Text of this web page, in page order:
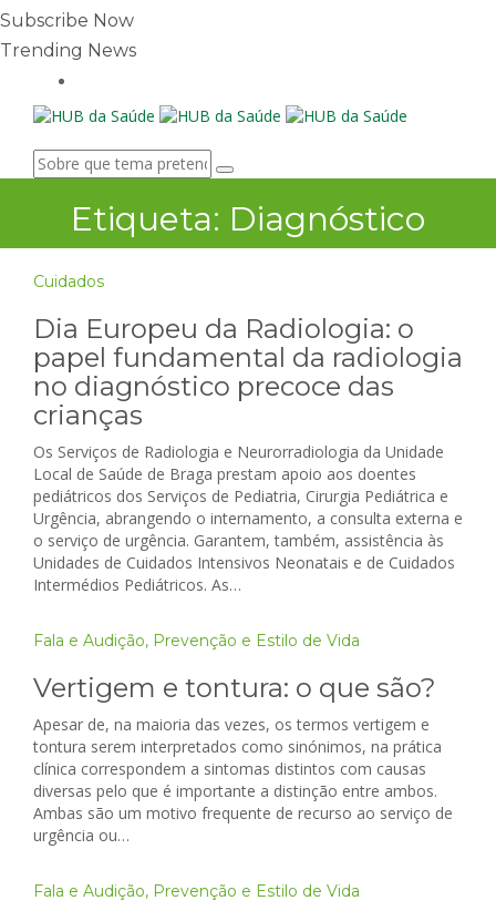
Subscribe Now
Trending News
Etiqueta: Diagnóstico
Cuidados
Dia Europeu da Radiologia: o
papel fundamental da radiologia
no diagnóstico precoce das
crianças
Os Serviços de Radiologia e Neurorradiologia da Unidade
Local de Saúde de Braga prestam apoio aos doentes
pediátricos dos Serviços de Pediatria, Cirurgia Pediátrica e
Urgência, abrangendo o internamento, a consulta externa e
o serviço de urgência. Garantem, também, assistência às
Unidades de Cuidados Intensivos Neonatais e de Cuidados
Intermédios Pediátricos. As…
Fala e Audição, Prevenção e Estilo de Vida
Vertigem e tontura: o que são?
Apesar de, na maioria das vezes, os termos vertigem e
tontura serem interpretados como sinónimos, na prática
clínica correspondem a sintomas distintos com causas
diversas pelo que é importante a distinção entre ambos.
Ambas são um motivo frequente de recurso ao serviço de
urgência ou…
Fala e Audição, Prevenção e Estilo de Vida